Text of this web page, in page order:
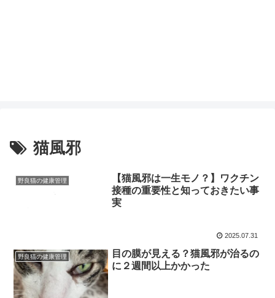
猫風邪
野良猫の健康管理
【猫風邪は一生モノ？】ワクチン
接種の重要性と知っておきたい事
実
2025.07.31
野良猫の健康管理
目の膜が見える？猫風邪が治るの
に２週間以上かかった